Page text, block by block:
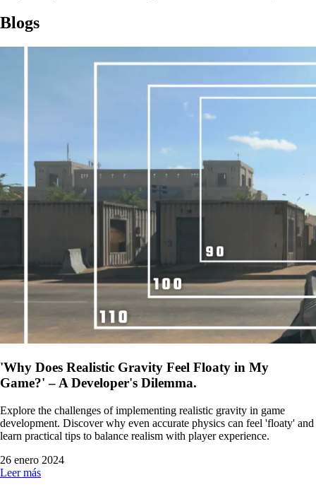
Blogs
'Why Does Realistic Gravity Feel Floaty in My
Game?' – A Developer's Dilemma.
Explore the challenges of implementing realistic gravity in game
development. Discover why even accurate physics can feel 'floaty' and
learn practical tips to balance realism with player experience.
26 enero 2024
Leer más